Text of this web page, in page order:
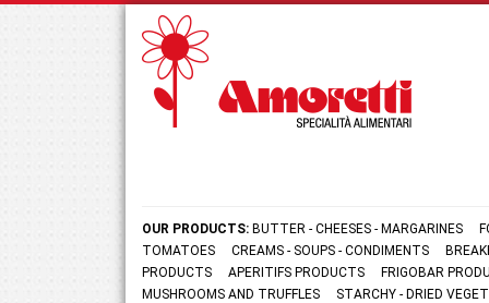
OUR PRODUCTS: BUTTER - CHEESES - MARGARINES
TOMATOES
CREAMS - SOUPS - CONDIMENTS
PRODUCTS
APERITIFS PRODUCTS
FRIGOBAR
MUSHROOMS AND TRUFFLES
STARCHY - DRIED